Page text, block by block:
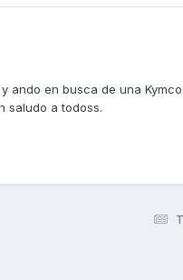
ando en busca de una
saludo a todoss.